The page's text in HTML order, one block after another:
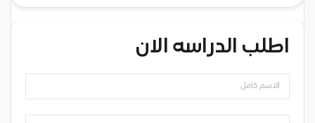
اطلب الدراسه الان